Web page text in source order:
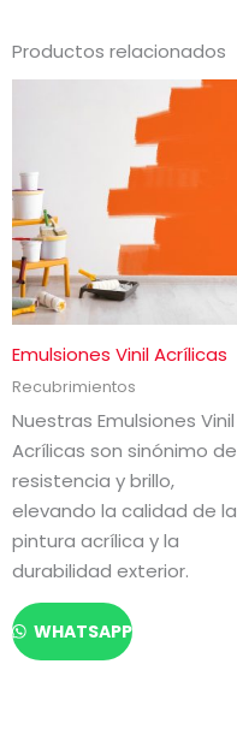
Productos relacionados
Emulsiones Vinil Acrílicas
Recubrimientos
Nuestras Emulsiones Vinil
Acrílicas son sinónimo de
resistencia y brillo,
elevando la calidad de la
pintura acrílica y la
durabilidad exterior.
WHATSAPP